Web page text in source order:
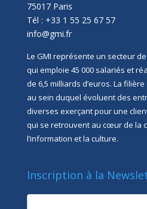
75017 Paris
Tél : +33 1 55 25 67 57
info@gmi.fr
Le GMI représente un secteur
qui emploie 45 000 salariés et
de 6,5 milliards d’euros. La
au sein duquel évoluent des
diverses exerçant pour une
qui se retrouvent au cœur de la
l’information et la culture.
Inscription à la
newsletter